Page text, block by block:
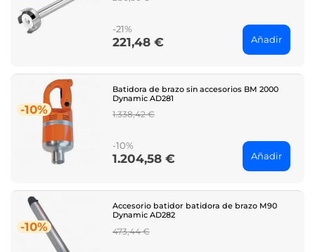
-21%
Price
221,48 € Añadir
-10%
Batidora de brazo sin accesorios BM 2000
Dynamic AD281
Regular
1.338,42 €
-10%
Price
1.204,58 € Añadir
-10%
Accesorio batidor batidora de brazo M90
Dynamic AD282
Regular
473,44 €